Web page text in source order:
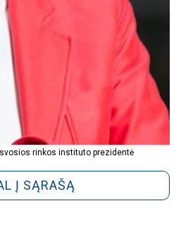
rinkos instituto prezidentė
Į SĄRAŠĄ